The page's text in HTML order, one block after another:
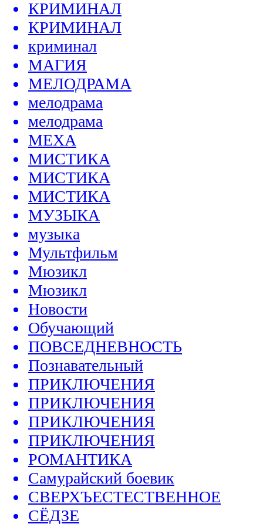
КРИМИНАЛ
КРИМИНАЛ
криминал
МАГИЯ
МЕЛОДРАМА
мелодрама
мелодрама
МЕХА
МИСТИКА
МИСТИКА
МИСТИКА
МУЗЫКА
музыка
Мультфильм
Мюзикл
Мюзикл
Новости
Обучающий
ПОВСЕДНЕВНОСТЬ
Познавательный
ПРИКЛЮЧЕНИЯ
ПРИКЛЮЧЕНИЯ
ПРИКЛЮЧЕНИЯ
ПРИКЛЮЧЕНИЯ
РОМАНТИКА
Самурайский боевик
СВЕРХЪЕСТЕСТВЕННОЕ
СЁДЗЕ